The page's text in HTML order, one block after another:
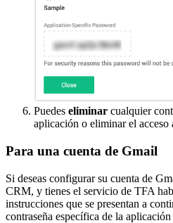
Puedes eliminar cualquier
aplicación o eliminar el acceso
Para una cuenta de Gmail
Si deseas configurar su cuenta de
CRM, y tienes el servicio de TFA
instrucciones que se presentan a
contraseña específica de la